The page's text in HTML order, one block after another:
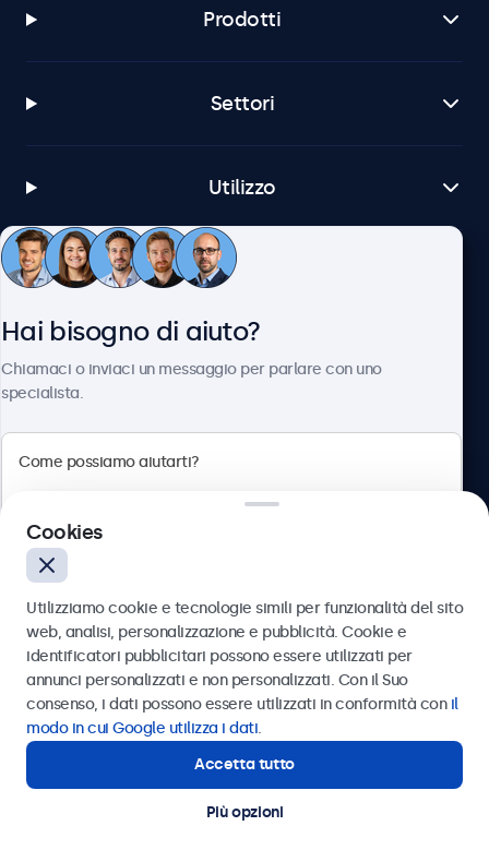
Prodotti
Settori
Utilizzo
Servizio Clienti
Italiano
© 2026 Beetronics
Hai bisogno di aiuto?
Chiamaci o inviaci un messaggio per parlare con uno
specialista.
Inviare
Oppure chiamaci al
Contatta i nostri esperti
Cookies
Utilizziamo cookie e tecnologie simili per funzionalità del sito
web, analisi, personalizzazione e pubblicità. Cookie e
identificatori pubblicitari possono essere utilizzati per
annunci personalizzati e non personalizzati. Con il Suo
consenso, i dati possono essere utilizzati in conformità con il
modo in cui Google utilizza i dati.
Accetta tutto
Più opzioni